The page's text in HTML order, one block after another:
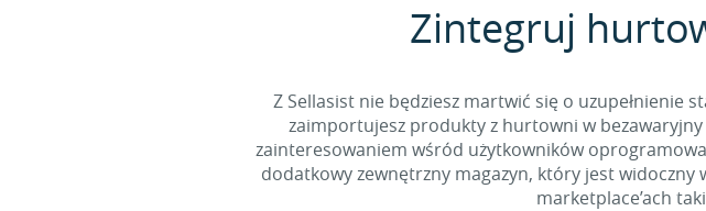
Zintegruj
Z Sellasist nie będziesz martwić się o
zaimportujesz produkty z hurtowni w
zainteresowaniem wśród użytkowników
dodatkowy zewnętrzny magazyn, który jest
marketplace’ach